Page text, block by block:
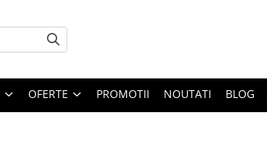
OFERTE PROMOTII NOUTATI BLOG